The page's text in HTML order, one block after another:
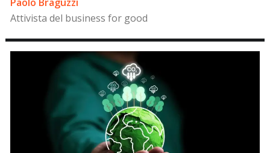
Attivista del business for good